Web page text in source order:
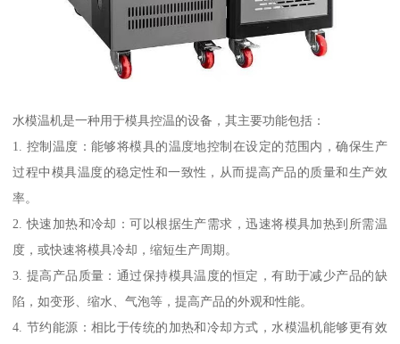
水模温机是一种用于模具控温的设备，其主要功能包括：
1. 控制温度：能够将模具的温度地控制在设定的范围内，确保生产
过程中模具温度的稳定性和一致性，从而提高产品的质量和生产效
率。
2. 快速加热和冷却：可以根据生产需求，迅速将模具加热到所需温
度，或快速将模具冷却，缩短生产周期。
3. 提高产品质量：通过保持模具温度的恒定，有助于减少产品的缺
陷，如变形、缩水、气泡等，提高产品的外观和性能。
4. 节约能源：相比于传统的加热和冷却方式，水模温机能够更有效